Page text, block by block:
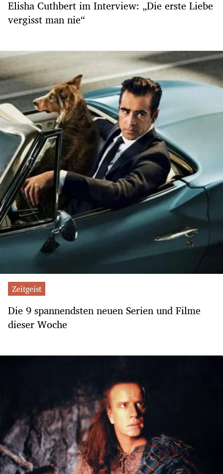
Elisha Cuthbert im Interview: „Die erste Liebe
vergisst man nie“
Zeitgeist
Die 9 spannendsten neuen Serien und Filme
dieser Woche